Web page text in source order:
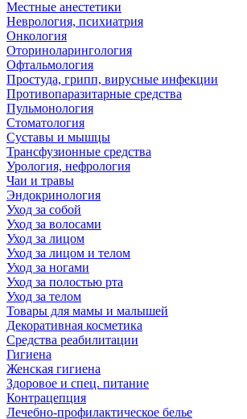
Местные анестетики
Неврология, психиатрия
Онкология
Оториноларингология
Офтальмология
Простуда, грипп, вирусные инфекции
Противопаразитарные средства
Пульмонология
Стоматология
Суставы и мышцы
Трансфузионные средства
Урология, нефрология
Чаи и травы
Эндокринология
Уход за собой
Уход за волосами
Уход за лицом
Уход за лицом и телом
Уход за ногами
Уход за полостью рта
Уход за телом
Товары для мамы и малышей
Декоративная косметика
Средства реабилитации
Гигиена
Женская гигиена
Здоровое и спец. питание
Контрацепция
Лечебно-профилактическое белье